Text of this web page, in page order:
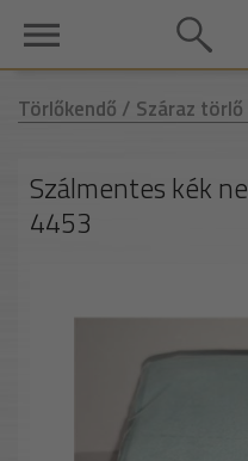
Törlőkendő / Száraz törlő
Szálmentes kék
4453